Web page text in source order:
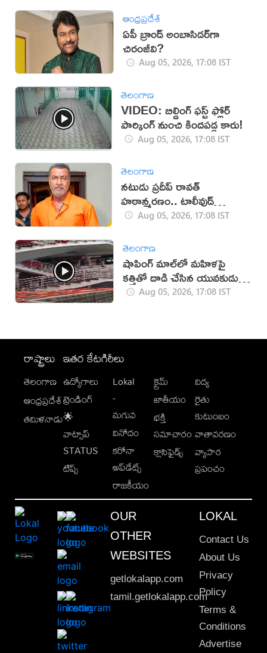
ఆంధ్రప్రదేశ్
ఏపీ బ్రాండ్ అంబాసిడర్‌గా
చిరంజీవి?
Aug 05, 2026, 17:08 IST
తెలంగాణ
VIDEO: బిల్డింగ్ ఫస్ట్ ఫ్లోర్
పార్కింగ్ నుంచి కిందపడ్డ కారు!
Aug 05, 2026, 17:08 IST
తెలంగాణ
నటుడు ప్రదీప్ రావత్
హఠాన్మరణం.. టాలీవుడ్
స్పందనపై విమర్శలు
Aug 05, 2026, 17:08 IST
తెలంగాణ
షాపింగ్ మాల్‌లో మహిళపై
కత్తితో దాడి చేసిన యువకుడు
(వీడియో)
Aug 05, 2026, 17:08 IST
రాష్ట్రాలు
తెలంగాణ
ఆంధ్రప్రదేశ్
తమిళనాడు
ఇతర కేటగిరీలు
ఉద్యోగాలు
ట్రెండింగ్
🌟
వాట్సాప్
STATUS
టిప్స్
Lokal
-
మగువ
వినోదం
కరోనా
అప్‌డేట్స్
రాజకీయం
క్రైమ్
జాతీయం
భక్తి
సమాచారం
క్లాసిఫైడ్స్
విద్య
రైతు
కుటుంబం
వాతావరణం
వ్యాపార
ప్రపంచం
OUR
OTHER
WEBSITES
getlokalapp.com
tamil.getlokalapp.com
LOKAL
Contact Us
About Us
Privacy
Policy
Terms &
Conditions
Advertise